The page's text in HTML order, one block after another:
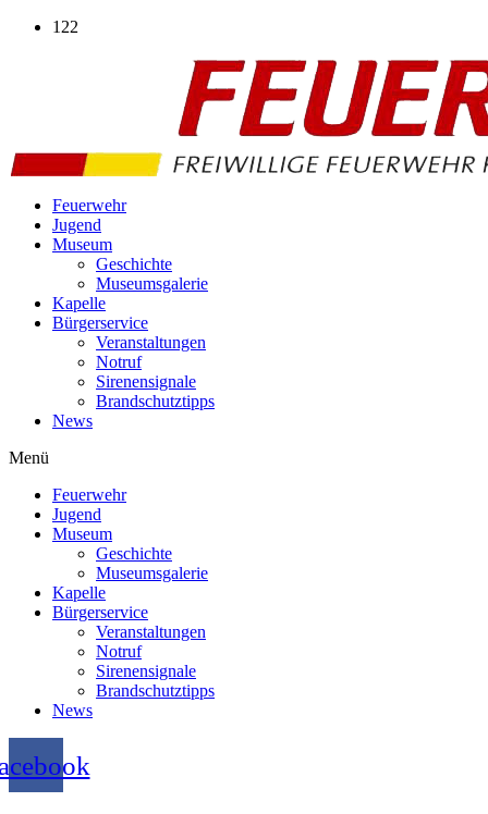
Zum
122
Feuerwehr
Jugend
Museum
Geschichte
Museumsgalerie
Kapelle
Bürgerservice
Veranstaltungen
Notruf
Sirenensignale
Brandschutztipps
News
Menü
Feuerwehr
Jugend
Museum
Geschichte
Museumsgalerie
Kapelle
Bürgerservice
Veranstaltungen
Notruf
Sirenensignale
Brandschutztipps
News